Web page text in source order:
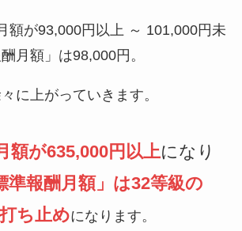
額が93,000円以上 ～ 101,000円未
月額」は98,000円。
に上がっていきます。
額が635,000円以上になり
準報酬月額」は32等級の
ち止めになります。